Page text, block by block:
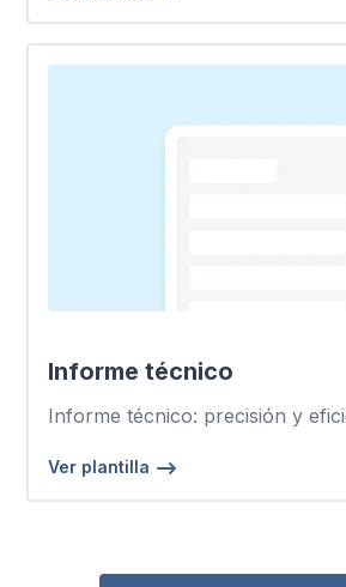
Informe técnico
Informe técnico: precisión y
Ver plantilla